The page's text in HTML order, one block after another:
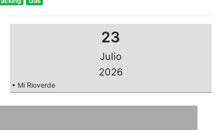
23
Julio
2026
• Mi Rioverde